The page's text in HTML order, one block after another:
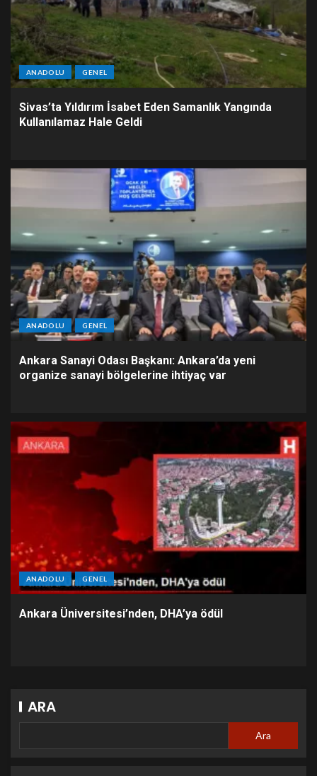
ANADOLU GENEL
Sivas’ta Yıldırım İsabet Eden Samanlık Yangında
Kullanılamaz Hale Geldi
ANADOLU GENEL
Ankara Sanayi Odası Başkanı: Ankara’da yeni
organize sanayi bölgelerine ihtiyaç var
ANADOLU GENEL
Ankara Üniversitesi’nden, DHA’ya ödül
ARA
Ara